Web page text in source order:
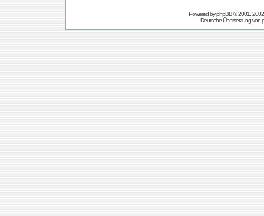
Powered byphpBB© 2001,
Deutsche Übersetzung von